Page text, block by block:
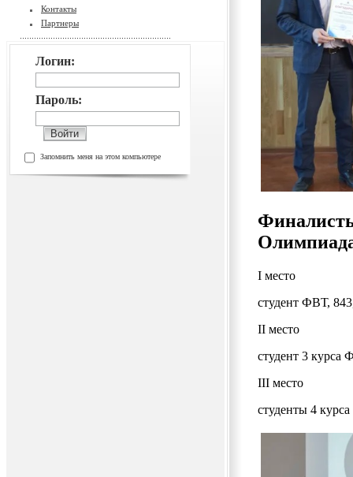
Контакты
Партнеры
Логин:
Пароль:
Запомнить меня на этом компьютере
I место
студент ФВТ,
II место
студент 3
III место
студенты 4